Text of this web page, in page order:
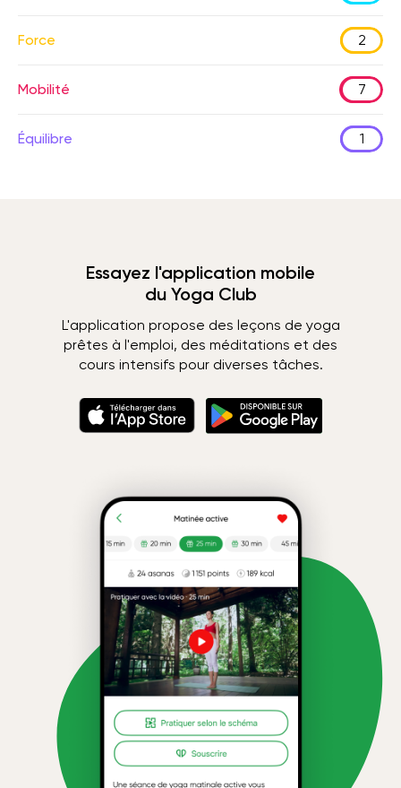
Force 2
Mobilité 7
Équilibre 1
Essayez l'application mobile
du Yoga Club
L'application propose des leçons de yoga
prêtes à l'emploi, des méditations et des
cours intensifs pour diverses tâches.